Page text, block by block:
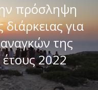
πρόσληψη
για
της
2022